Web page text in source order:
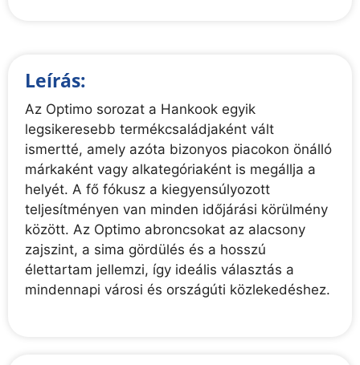
Leírás:
Az Optimo sorozat a Hankook egyik
legsikeresebb termékcsaládjaként vált
ismertté, amely azóta bizonyos piacokon önálló
márkaként vagy alkategóriaként is megállja a
helyét. A fő fókusz a kiegyensúlyozott
teljesítményen van minden időjárási körülmény
között. Az Optimo abroncsokat az alacsony
zajszint, a sima gördülés és a hosszú
élettartam jellemzi, így ideális választás a
mindennapi városi és országúti közlekedéshez.